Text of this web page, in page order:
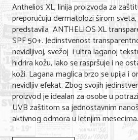
Anthelios XL, linija proizvoda za
preporučuju dermatolozi širom
predstavila ANTHELIOS XL
SPF 50+. Jedinstvenost
nevidljivoj, svežoj i ultra laganoj
hidrira kožu, lako se raspršuje i ne
koži. Lagana maglica brzo se upija i
nevidljiv efekat. Zbog svojih
proizvod je idealan za osobe u
UVB zaštitom sa jednostavnim
aktivnog odmora u letnjim mesecima.